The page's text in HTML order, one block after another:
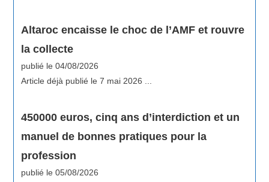
Altaroc encaisse le choc de l’AMF et rouvre
la collecte
publié le 04/08/2026
Article déjà publié le 7 mai 2026 ...
450000 euros, cinq ans d’interdiction et un
manuel de bonnes pratiques pour la
profession
publié le 05/08/2026